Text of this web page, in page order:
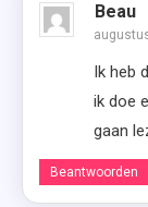
Beau
Ik heb
ik doe
gaan
Beantwoorden